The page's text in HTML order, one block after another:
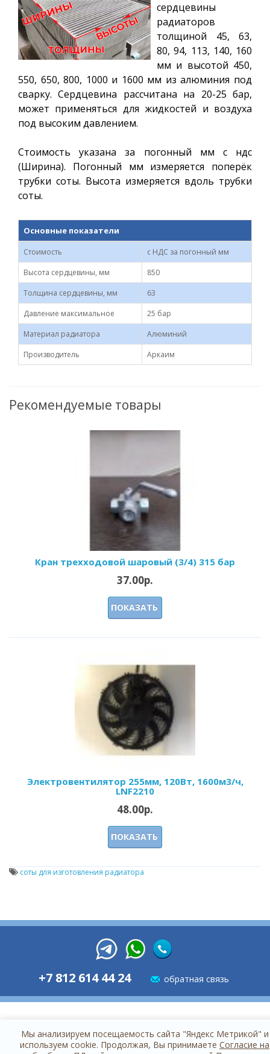
сердцевины
радиаторов
толщиной 45, 63,
80, 94, 113, 140, 160
мм и высотой 450,
550, 650, 800, 1000 и 1600 мм из алюминия под
сварку. Сердцевина рассчитана на 20-25 бар,
может применяться для жидкостей и воздуха
под высоким давлением.
Стоимость указана за погонный мм с ндс
(Ширина). Погонный мм измеряется поперёк
трубки соты. Высота измеряется вдоль трубки
соты.
Основные показатели
Стоимость
с НДС за погонный мм
Высота сердцевины, мм
850
Толщина сердцевины, мм
63
Давление максимальное
25 бар
Материал радиатора
Алюминий
Производитель
Аркаим
Рекомендуемые товары
Кран трехходовой шаровый (3/4) 315 бар
37.00р.
ПОКАЗАТЬ
Электровентилятор 255мм, 120Вт, 1600м3/ч,
LNF2210
48.00р.
ПОКАЗАТЬ
соты для изготовления радиатора
+7 812 614 44 24 обратная связь
Мы анализируем посещаемость сайта "Яндекс Метрикой" и
используем cookie. Продолжая, Вы принимаете Согласие на